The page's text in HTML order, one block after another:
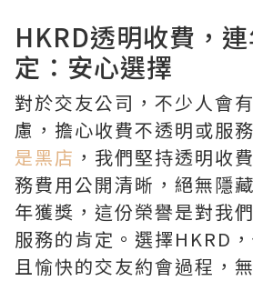
HKRD透明收費，
定：安心選擇
對於交友公司，不少人會
慮，擔心收費不透明或服
是黑店 ，我們堅持透明收
務費用公開清晰，絕無隱
年獲獎，這份榮譽是對我們
服務的肯定。選擇HKRD
且愉快的交友約會過程，